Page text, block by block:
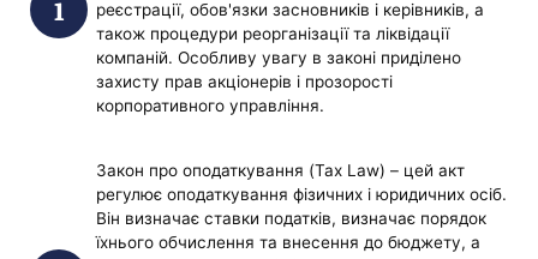
реєстрації, обов'язки засновників і керівників, а
також процедури реорганізації та ліквідації
компаній. Особливу увагу в законі приділено
захисту прав акціонерів і прозорості
корпоративного управління.
Закон про оподаткування (Tax Law) – цей акт
регулює оподаткування фізичних і юридичних осіб.
Він визначає ставки податків, визначає порядок
їхнього обчислення та внесення до бюджету, а